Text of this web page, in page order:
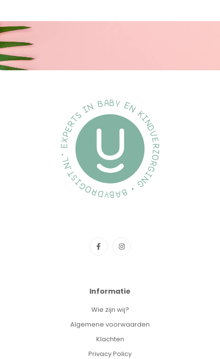
Ontworpen en vervaardigd in Denemarken/EU.
Voldoet aan de Europese norm EN 1400+A2.
Ethisch geproduceerd
We ontwikkelen onze producten met de grootste zorg voor de
planeet en voor de kinderen die deze zullen erven.
Informatie
Wie zijn wij?
Algemene voorwaarden
Klachten
Privacy Policy